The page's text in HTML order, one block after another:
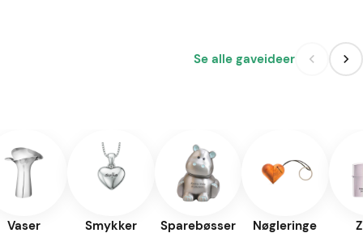
Se alle gaveideer
Vaser Smykker Sparebøsser Nøgleringe